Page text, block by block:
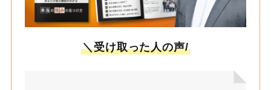
＼受け取った人の声/